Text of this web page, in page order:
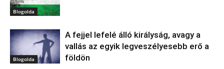
Blogolda
Blogolda
A fejjel lefelé álló királyság, avagy a
vallás az egyik legveszélyesebb erő a
földön